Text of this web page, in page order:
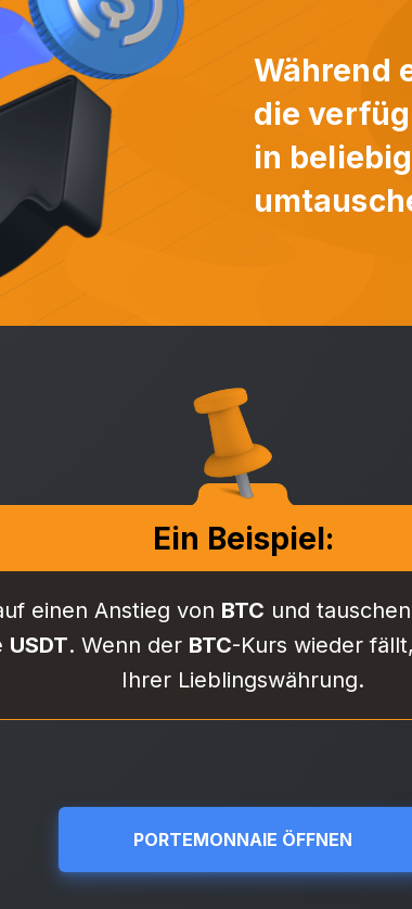
Während
die
in
Ein Beispiel:
einen Anstieg von BTC und
USDT. Wenn der BTC-Kurs wieder
Ihrer Lieblingswährung.
PORTEMONNAIE ÖFFNEN